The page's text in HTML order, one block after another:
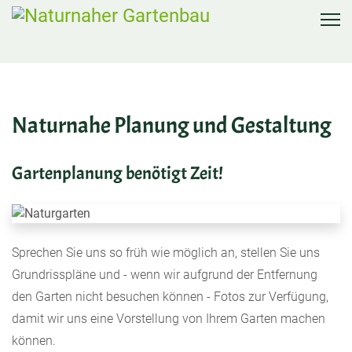
Naturnahe Planung und Gestaltung
Gartenplanung benötigt Zeit!
Sprechen Sie uns so früh wie möglich an, stellen Sie uns
Grundrisspläne und - wenn wir aufgrund der Entfernung
den Garten nicht besuchen können - Fotos zur Verfügung,
damit wir uns eine Vorstellung von Ihrem Garten machen
können.